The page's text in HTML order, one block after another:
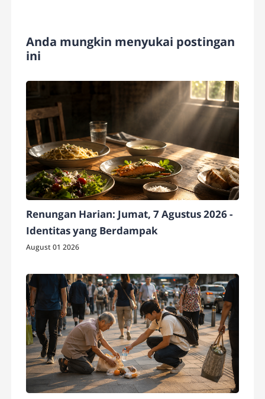
Anda mungkin menyukai postingan
ini
Renungan Harian: Jumat, 7 Agustus 2026 -
Identitas yang Berdampak
August 01 2026